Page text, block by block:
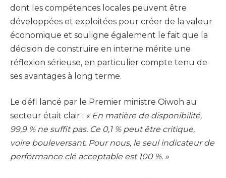
dont les compétences locales peuvent être
développées et exploitées pour créer de la valeur
économique et souligne également le fait que la
décision de construire en interne mérite une
réflexion sérieuse, en particulier compte tenu de
ses avantages à long terme.
Le défi lancé par le Premier ministre Oiwoh au
secteur était clair : « En matière de disponibilité,
99,9 % ne suffit pas. Ce 0,1 % peut être critique,
voire bouleversant. Pour nous, le seul indicateur de
performance clé acceptable est 100 %. »